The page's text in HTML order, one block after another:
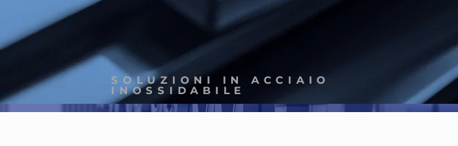
SOLUZIONI IN ACCIAIO
INOSSIDABILE